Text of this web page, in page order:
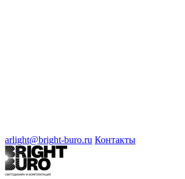
arlight@bright-buro.ru Контакты